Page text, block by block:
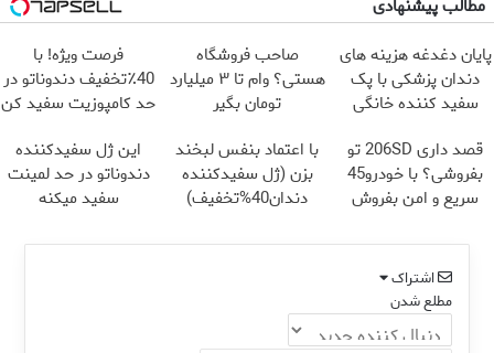
مطالب پیشنهادی
پایان دغدغه هزینه های
دندان پزشکی با پک
سفید کننده خانگی
صاحب فروشگاه
هستی؟ وام تا ۳ میلیارد
تومان بگیر
فرصت ویژه! با
40٪تخفیف دندوناتو در
حد کامپوزیت سفید کن
قصد داری 206SD تو
بفروشی؟ با خودرو45
سریع و امن بفروش
با اعتماد بنفس لبخند
بزن (ژل سفیدکننده
دندان40%تخفیف)
این ژل سفیدکننده
دندوناتو در حد لمینت
سفید میکنه
اشتراک
مطلع شدن